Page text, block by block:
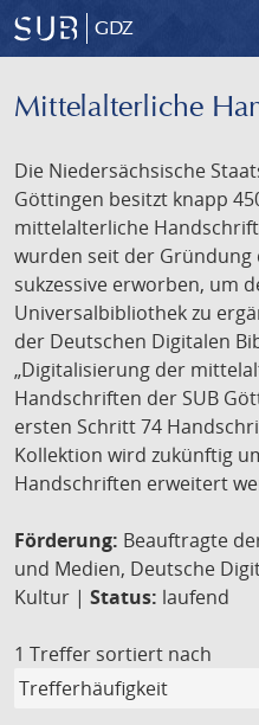
GDZ
Mittelalterliche
Die Niedersächsische
Göttingen besitzt knapp
mittelalterliche
wurden seit der Gründung
sukzessive erworben, um
Universalbibliothek zu
der Deutschen Digitalen
„Digitalisierung der
Handschriften der SUB
ersten Schritt 74
Kollektion wird zukünftig
Handschriften erweitert
Förderung: Beauftragte
und Medien, Deutsche
Kultur | Status: laufend
1 Treffer sortiert nach